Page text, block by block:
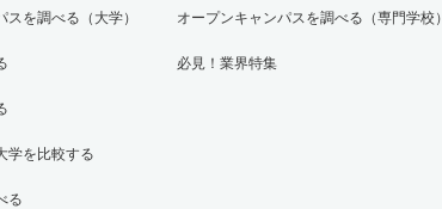
スを調べる（大学）
学を比較する
る
オープンキャンパスを調べる（専門学校）
必見！業界特集